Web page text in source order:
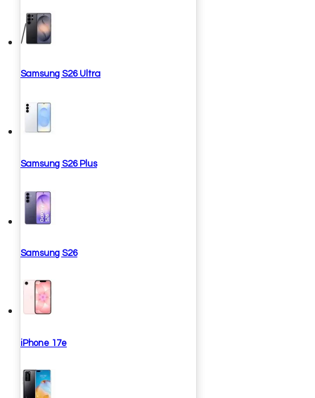
Samsung S26 Ultra
Samsung S26 Plus
Samsung S26
iPhone 17e